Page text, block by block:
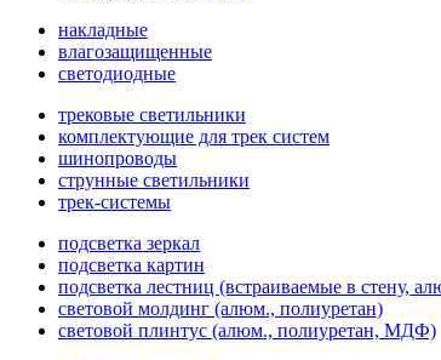
накладные
влагозащищенные
светодиодные
трековые светильники
комплектующие для трек систем
шинопроводы
струнные светильники
трек-системы
подсветка зеркал
подсветка картин
подсветка лестниц (встраиваемые в стену,
световой молдинг (алюм., полиуретан)
световой плинтус (алюм., полиуретан, МДФ)